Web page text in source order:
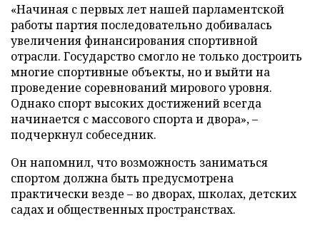
«Начиная с первых лет нашей парламентской
работы партия последовательно добивалась
увеличения финансирования спортивной
отрасли. Государство смогло не только достроить
многие спортивные объекты, но и выйти на
проведение соревнований мирового уровня.
Однако спорт высоких достижений всегда
начинается с массового спорта и двора», –
подчеркнул собеседник.
Он напомнил, что возможность заниматься
спортом должна быть предусмотрена
практически везде – во дворах, школах, детских
садах и общественных пространствах.